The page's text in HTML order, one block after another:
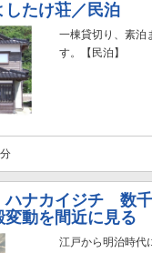
たけ荘／民泊
一棟貸切り、素泊
す。【民泊】
ナカイジチ 数
変動を間近に見る
江戸から明治時代